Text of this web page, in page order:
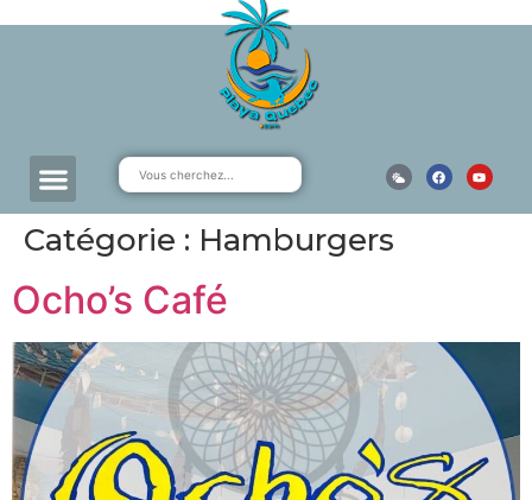
Catégorie : Hamburgers
Ocho’s Café